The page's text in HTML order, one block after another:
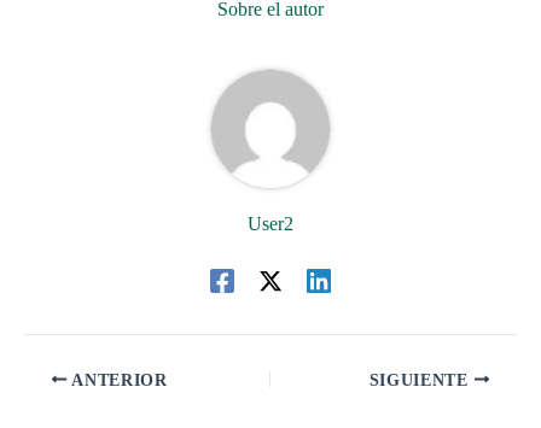
Sobre el autor
User2
ANTERIOR SIGUIENTE